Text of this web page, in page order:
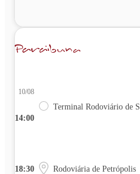
14:00
10/08
Terminal Rodoviário de
18:30 Rodoviária de Petrópolis